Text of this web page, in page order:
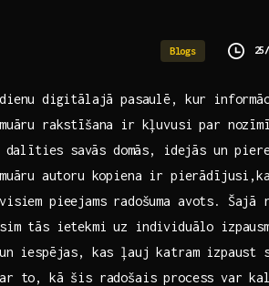
Blogs
digitālajā pasaulē, kur
rakstīšana ir ​kļuvusi par
⁣savās domās, idejās un​
⁣autoru kopiena ir pierādījusi,ka
pieejams⁢ radošuma avots. Šajā
‌tās ietekmi uz individuālo
iespējas, kas ļauj katram izpaust
​to, kā šis radošais process var